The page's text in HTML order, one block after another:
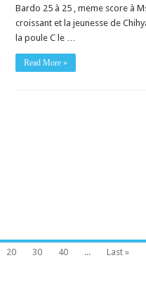
Bardo 25 à 25 , meme score à
croissant et la jeunesse de
la poule C le …
Read More »
20 30 40 ... Last »